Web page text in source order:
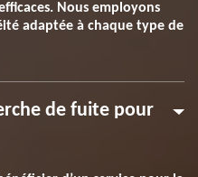
Nous employons
adaptée à chaque type de
de fuite pour